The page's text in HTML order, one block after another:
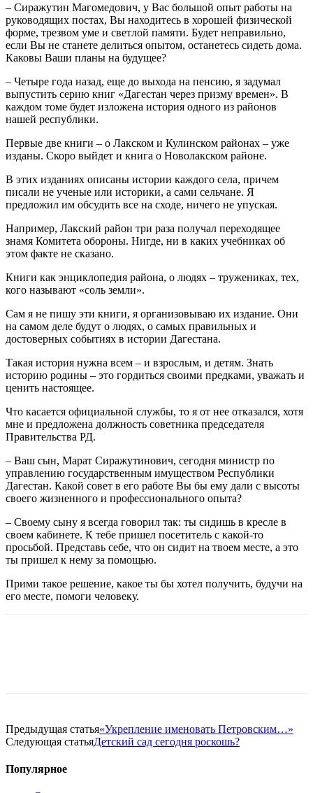
– Сиражутин Магомедович, у Вас большой опыт работы на
руководящих постах, Вы находитесь в хорошей физической
форме, трезвом уме и светлой памяти. Будет неправильно,
если Вы не станете делиться опытом, останетесь сидеть дома.
Каковы Ваши планы на будущее?
– Четыре года назад, еще до выхода на пенсию, я задумал
выпустить серию книг «Дагестан через призму времен». В
каждом томе будет изложена история одного из районов
нашей республики.
Первые две книги – о Лакском и Кулинском районах – уже
изданы. Скоро выйдет и книга о Новолакском районе.
В этих изданиях описаны истории каждого села, причем
писали не ученые или историки, а сами сельчане. Я
предложил им обсудить все на сходе, ничего не упуская.
Например, Лакский район три раза получал переходящее
знамя Комитета обороны. Нигде, ни в каких учебниках об
этом факте не сказано.
Книги как энциклопедия района, о людях – тружениках, тех,
кого называют «соль земли».
Сам я не пишу эти книги, я организовываю их издание. Они
на самом деле будут о людях, о самых правильных и
достоверных событиях в истории Дагестана.
Такая история нужна всем – и взрослым, и детям. Знать
историю родины – это гордиться своими предками, уважать и
ценить настоящее.
Что касается официальной службы, то я от нее отказался, хотя
мне и предложена должность советника председателя
Правительства РД.
– Ваш сын, Марат Сиражутинович, сегодня министр по
управлению государственным имуществом Республики
Дагестан. Какой совет в его работе Вы бы ему дали с высоты
своего жизненного и профессионального опыта?
– Своему сыну я всегда говорил так: ты сидишь в кресле в
своем кабинете. К тебе пришел посетитель с какой-то
просьбой. Представь себе, что он сидит на твоем месте, а это
ты пришел к нему за помощью.
Прими такое решение, какое ты бы хотел получить, будучи на
его месте, помоги человеку.
Предыдущая статья«Укрепление именовать Петровским…»
Следующая статьяДетский сад сегодня роскошь?
Популярное